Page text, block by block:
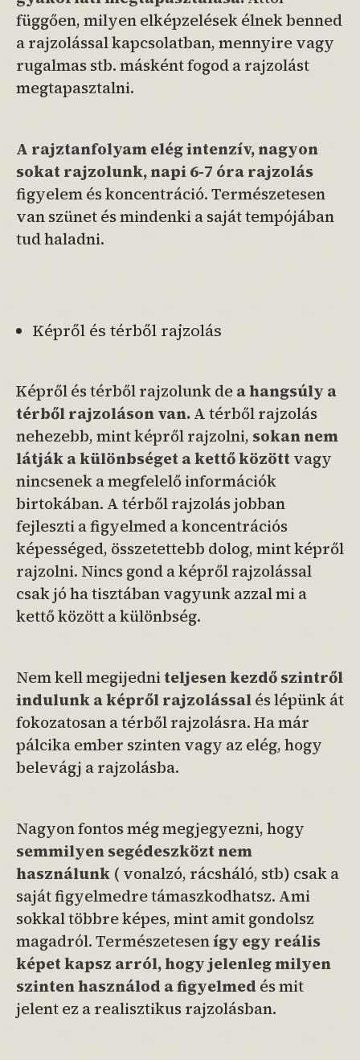
függően, milyen elképzelések élnek benned
a rajzolással kapcsolatban, mennyire vagy
rugalmas stb. másként fogod a rajzolást
megtapasztalni.
A rajztanfolyam elég intenzív, nagyon
sokat rajzolunk, napi 6-7 óra rajzolás
figyelem és koncentráció. Természetesen
van szünet és mindenki a saját tempójában
tud haladni.
Képről és térből rajzolás
Képről és térből rajzolunk dea hangsúly a
térből rajzoláson van.A térből rajzolás
nehezebb, mint képről rajzolni, sokan nem
látják a különbséget a kettő közöttvagy
nincsenek a megfelelő információk
birtokában. A térből rajzolás jobban
fejleszti a figyelmed a koncentrációs
képességed, összetettebb dolog, mint képről
rajzolni. Nincs gond a képről rajzolással
csak jó ha tisztában vagyunk azzal mi a
kettő között a különbség.
Nem kell megijedniteljesen kezdőszintről
indulunk a képről rajzolássalés lépünk át
fokozatosan a térből rajzolásra. Ha már
pálcika ember szinten vagy az elég, hogy
belevágj a rajzolásba.
Nagyon fontos még megjegyezni, hogy
semmilyen segédeszközt nem
használunk ( vonalzó, rácsháló, stb) csak a
saját figyelmedre támaszkodhatsz. Ami
sokkal többre képes, mint amit gondolsz
magadról. Természetesenígy egy reális
képet kapsz arról, hogy jelenleg milyen
szinten használod a figyelmed és mit
jelent ez a realisztikus rajzolásban.